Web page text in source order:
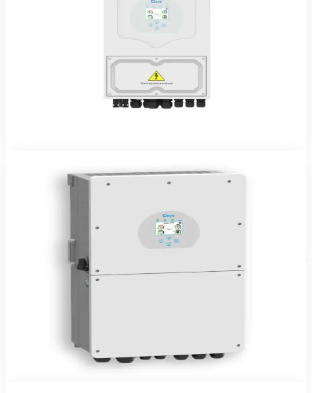
Onduleur hybride Deye 5 kW monophasé — solaire, batterie, réseau
Onduleurs & Chargeurs
Onduleur Hybride DEYE 10kW 48V Triphasé
Onduleur hybride Deye 10 kW triphasé — solaire, batterie, réseau et
groupe gérés automatiquement.
Voir le produit